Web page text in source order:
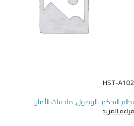
HST-A102
نظام التحكم بالوصول,ملحقات الأمان
قراءة المزيد